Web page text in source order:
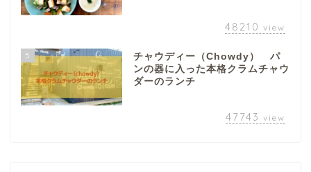
48210 view
5
チャウディー（Chowdy） パ
ンの器に入った本格クラムチャウ
ダーのランチ
47743 view